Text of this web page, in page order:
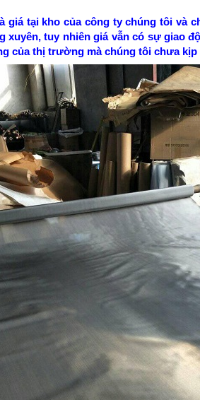
giá tại kho của công ty chúng tôi và
tuy nhiên giá vẫn có sự giao
của thị trường mà chúng tôi chưa kịp